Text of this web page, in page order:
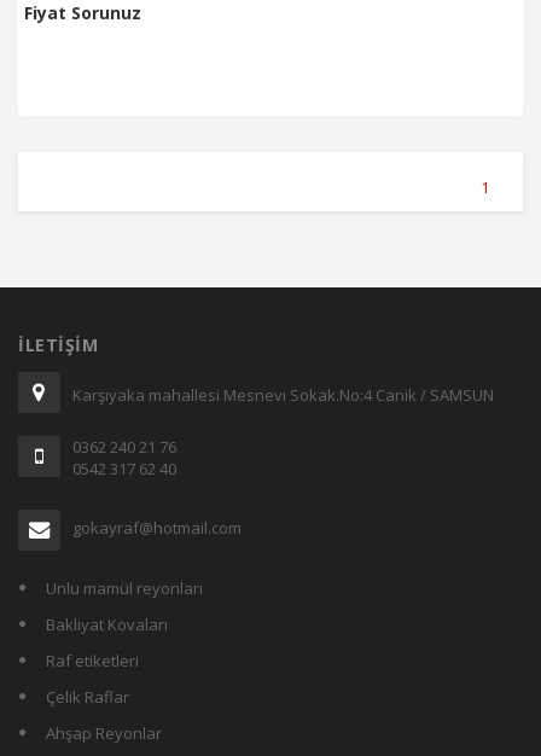
Fiyat Sorunuz
1
İLETIŞIM
Karşıyaka mahallesi Mesnevi Sokak.No:4 Canik / SAMSUN
0362 240 21 76
0542 317 62 40
gokayraf@hotmail.com
Unlu mamül reyonları
Bakliyat Kovaları
Raf etiketleri
Çelik Raflar
Ahşap Reyonlar